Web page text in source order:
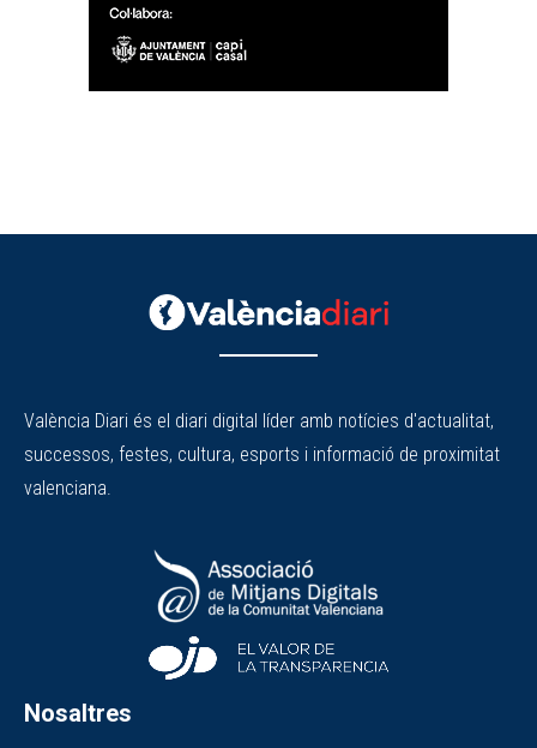
València Diari és el diari digital líder amb notícies d'actualitat,
successos, festes, cultura, esports i informació de proximitat
valenciana.
Nosaltres